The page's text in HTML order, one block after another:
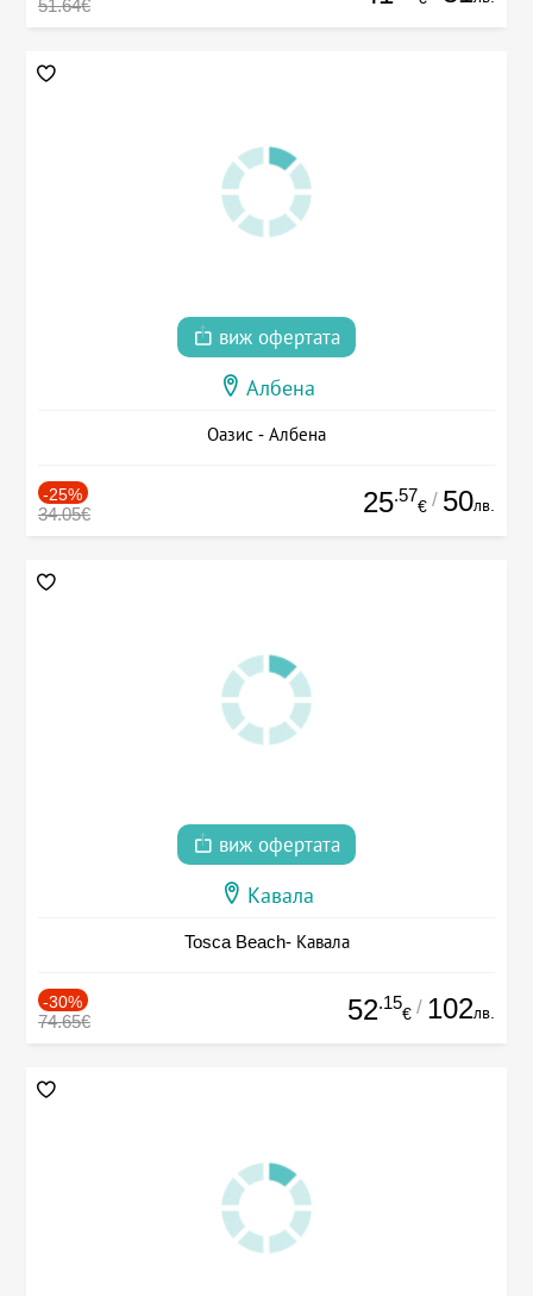
51.64€
виж офертата
Албена
Оазис - Албена
-25%
34.05€ 25.57
€ / 50лв.
виж офертата
Кавала
Tosca Beach- Кавала
-30%
74.65€ 52.15
€ / 102лв.